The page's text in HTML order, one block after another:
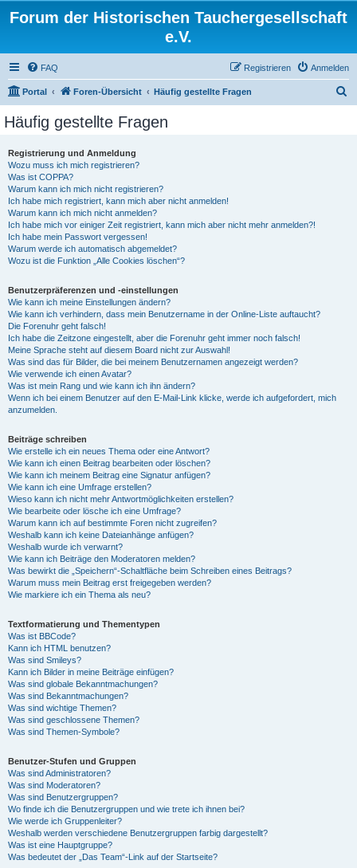
Forum der Historischen Tauchergesellschaft
e.V.
FAQ Anmelden
Registrieren
Portal Foren-Übersicht Häufig gestellte Fragen
Häufig gestellte Fragen
Registrierung und Anmeldung
Wozu muss ich mich registrieren?
Was ist COPPA?
Warum kann ich mich nicht registrieren?
Ich habe mich registriert, kann mich aber nicht anmelden!
Warum kann ich mich nicht anmelden?
Ich habe mich vor einiger Zeit registriert, kann mich aber nicht mehr anmelden?!
Ich habe mein Passwort vergessen!
Warum werde ich automatisch abgemeldet?
Wozu ist die Funktion „Alle Cookies löschen“?
Benutzerpräferenzen und -einstellungen
Wie kann ich meine Einstellungen ändern?
Wie kann ich verhindern, dass mein Benutzername in der Online-Liste auftaucht?
Die Forenuhr geht falsch!
Ich habe die Zeitzone eingestellt, aber die Forenuhr geht immer noch falsch!
Meine Sprache steht auf diesem Board nicht zur Auswahl!
Was sind das für Bilder, die bei meinem Benutzernamen angezeigt werden?
Wie verwende ich einen Avatar?
Was ist mein Rang und wie kann ich ihn ändern?
Wenn ich bei einem Benutzer auf den E-Mail-Link klicke, werde ich aufgefordert, mich
anzumelden.
Beiträge schreiben
Wie erstelle ich ein neues Thema oder eine Antwort?
Wie kann ich einen Beitrag bearbeiten oder löschen?
Wie kann ich meinem Beitrag eine Signatur anfügen?
Wie kann ich eine Umfrage erstellen?
Wieso kann ich nicht mehr Antwortmöglichkeiten erstellen?
Wie bearbeite oder lösche ich eine Umfrage?
Warum kann ich auf bestimmte Foren nicht zugreifen?
Weshalb kann ich keine Dateianhänge anfügen?
Weshalb wurde ich verwarnt?
Wie kann ich Beiträge den Moderatoren melden?
Was bewirkt die „Speichern“-Schaltfläche beim Schreiben eines Beitrags?
Warum muss mein Beitrag erst freigegeben werden?
Wie markiere ich ein Thema als neu?
Textformatierung und Thementypen
Was ist BBCode?
Kann ich HTML benutzen?
Was sind Smileys?
Kann ich Bilder in meine Beiträge einfügen?
Was sind globale Bekanntmachungen?
Was sind Bekanntmachungen?
Was sind wichtige Themen?
Was sind geschlossene Themen?
Was sind Themen-Symbole?
Benutzer-Stufen und Gruppen
Was sind Administratoren?
Was sind Moderatoren?
Was sind Benutzergruppen?
Wo finde ich die Benutzergruppen und wie trete ich ihnen bei?
Wie werde ich Gruppenleiter?
Weshalb werden verschiedene Benutzergruppen farbig dargestellt?
Was ist eine Hauptgruppe?
Was bedeutet der „Das Team“-Link auf der Startseite?